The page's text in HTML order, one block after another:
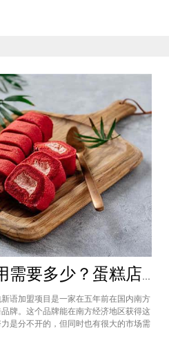
说得很好，公司也确实提供了设备和产
面包新语加盟费用需要多少？蛋糕店加盟费用太高了吗？
语加盟项目是一家在五年前在国内南方
牌。这个品牌能在南方经济地区获得这
是分不开的，但同时也有很大的市场需
正宗的西式烘焙品牌，这对于很多国内